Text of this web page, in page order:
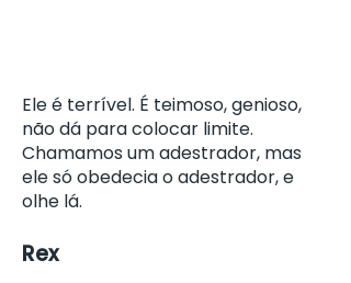
Ele é terrível. É teimoso, genioso,
não dá para colocar limite.
Chamamos um adestrador, mas
ele só obedecia o adestrador, e
olhe lá.
Rex